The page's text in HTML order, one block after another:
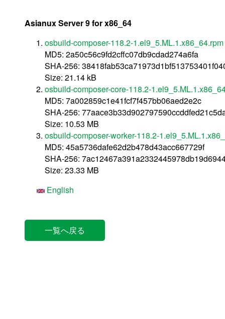
Asianux Server 9 for x86_64
osbuild-composer-118.2-1.el9_5.ML.1.x86_64.rpm
MD5: 2a50c56c9fd2cffc07db9cdad274a6fa
SHA-256:
Size: 21.14 kB
osbuild-composer-core-118.2-
MD5: 7a002859c1e41fcf7f457bb06aed2e2c
SHA-256:
Size: 10.53 MB
osbuild-composer-worker-118.2-
MD5: 45a5736dafe62d2b478d43acc667729f
SHA-256:
Size: 23.33 MB
English
一覧へ戻る